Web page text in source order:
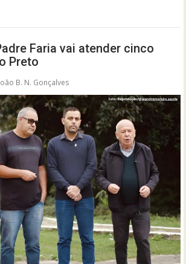
Faria vai atender cinco
Preto
B. N. Gonçalves